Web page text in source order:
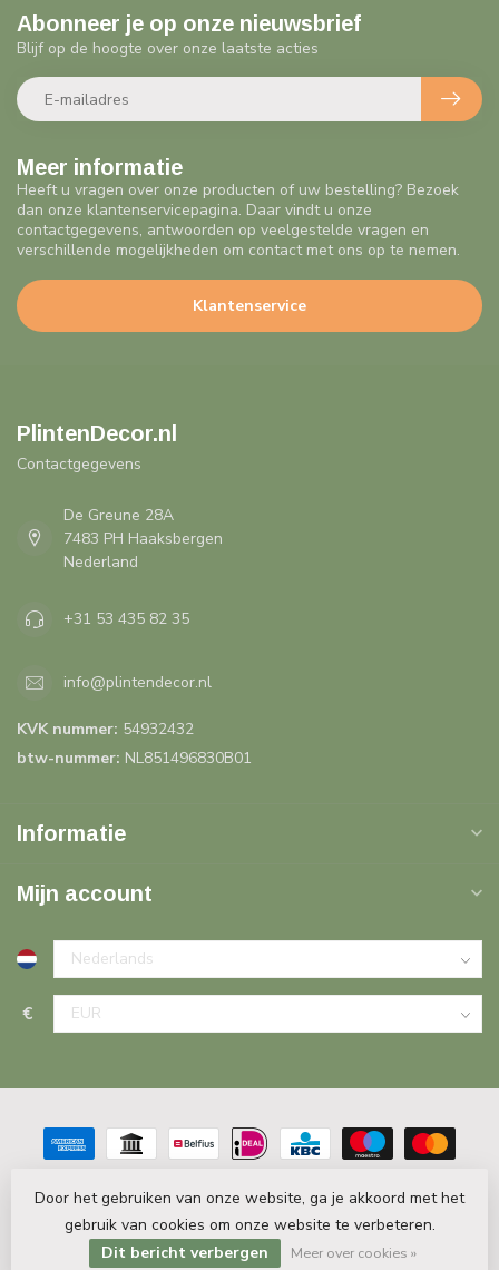
Meer informatie
Heeft u vragen over onze producten of uw bestelling? Bezoek
dan onze klantenservicepagina. Daar vindt u onze
contactgegevens, antwoorden op veelgestelde vragen en
verschillende mogelijkheden om contact met ons op te nemen.
Klantenservice
Abonneer je op onze nieuwsbrief
Blijf op de hoogte over onze laatste acties
PlintenDecor.nl
Contactgegevens
De Greune 28A
7483 PH Haaksbergen
Nederland
+31 53 435 82 35
info@plintendecor.nl
KVK nummer: 54932432
btw-nummer: NL851496830B01
Informatie
Mijn account
€
© Copyright 2026 PlintenDecor.nl - Powered byLightspeed
Lightspeed designby Dyvelopment
Door het gebruiken van onze website, ga je akkoord met het
gebruik van cookies om onze website te verbeteren.
Dit bericht verbergen
Meer over cookies »